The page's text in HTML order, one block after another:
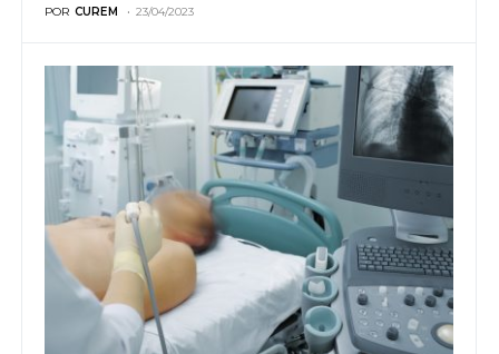
POR CUREM 23/04/2023